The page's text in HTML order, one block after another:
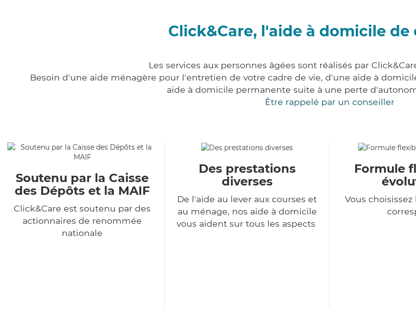
Click&Care, l'aide à domicile
Les services aux personnes âgées sont réalisés par
Besoin d'une aide ménagère pour l'entretien de votre cadre de vie, d'une aide à
aide à domicile permanente suite à une perte
Être rappelé par un conseiller
Soutenu par la Caisse
des Dépôts et la MAIF
Click&Care est soutenu par des
actionnaires de renommée
nationale
Des prestations
diverses
De l'aide au lever aux courses et
au ménage, nos aide à domicile
vous aident sur tous les aspects
Formule
Vous